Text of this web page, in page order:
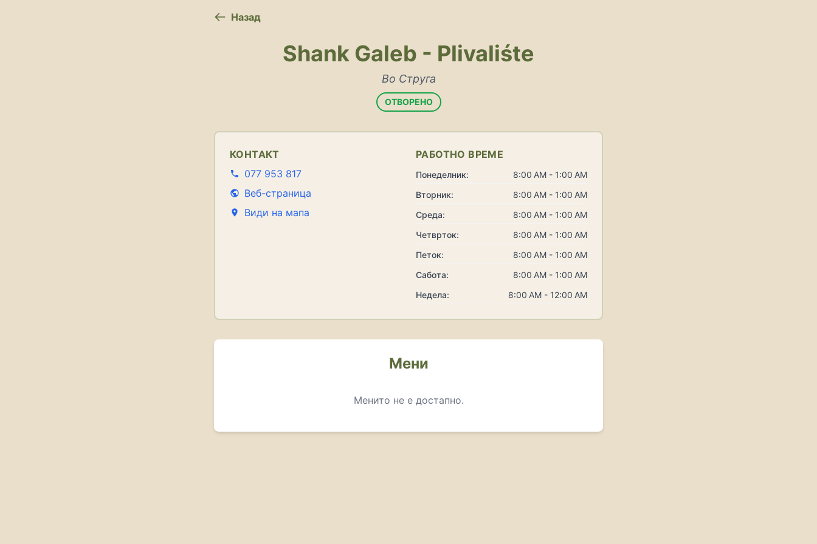
Назад
Shank Galeb - Plivaliśte
Во Струга
ОТВОРЕНО
КОНТАКТ
077 953 817
Веб-страница
Види на мапа
РАБОТНО ВРЕМЕ
Понеделник:
8:00 AM - 1:00 AM
Вторник:
8:00 AM - 1:00 AM
Среда:
8:00 AM - 1:00 AM
Четврток:
8:00 AM - 1:00 AM
Петок:
8:00 AM - 1:00 AM
Сабота:
8:00 AM - 1:00 AM
Недела:
8:00 AM - 12:00 AM
Мени
Менито не е достапно.